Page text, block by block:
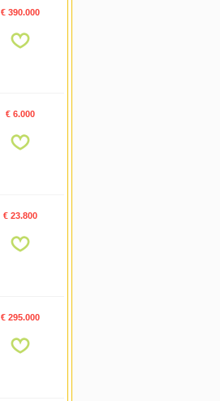
€ 390.000
€ 6.000
€ 23.800
€ 295.000